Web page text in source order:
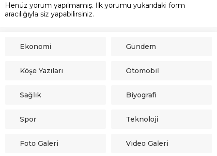
Henüz yorum yapılmamış. İlk yorumu yukarıdaki form
aracılığıyla siz yapabilirsiniz.
Ekonomi Gündem
Köşe Yazıları Otomobil
Sağlık Biyografi
Spor Teknoloji
Foto Galeri Video Galeri